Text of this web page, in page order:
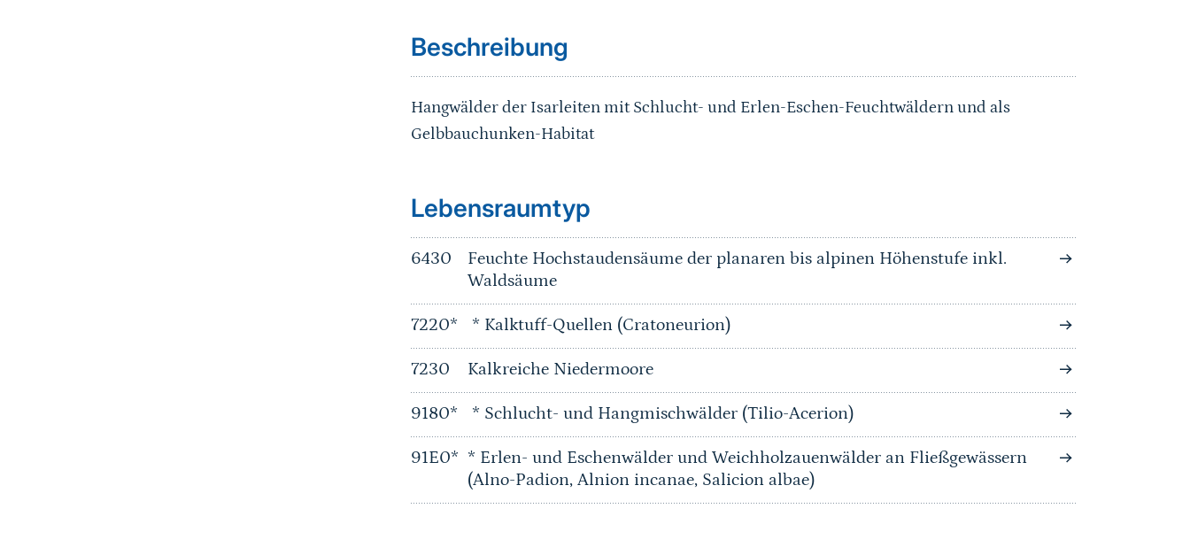
Beschreibung
Hangwälder der Isarleiten mit Schlucht- und Erlen-Eschen-Feuchtwäldern und als
Gelbbauchunken-Habitat
Sprungmarke
Lebensraumtyp
6430
Feuchte Hochstaudensäume der planaren bis alpinen Höhenstufe inkl.
Waldsäume
7220* * Kalktuff-Quellen (Cratoneurion)
7230 Kalkreiche Niedermoore
9180* * Schlucht- und Hangmischwälder (Tilio-Acerion)
91E0* * Erlen- und Eschenwälder und Weichholzauenwälder an Fließgewässern
(Alno-Padion, Alnion incanae, Salicion albae)